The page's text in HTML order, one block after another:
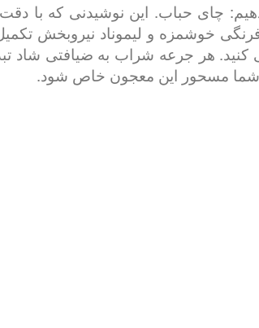
دهیم: چای حباب. این نوشیدنی که با
خوشمزه و لیموناد نیروبخش
هر جرعه شراب به ضیافتی شاد
شما مسحور این معجون خاص شود.